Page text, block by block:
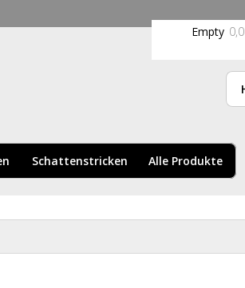
main
Empty
Schattenstricken Alle Produkte